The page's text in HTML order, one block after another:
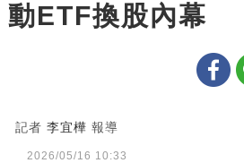
動ETF換股內幕
記者 李宜樺 報導
2026/05/16 10:33